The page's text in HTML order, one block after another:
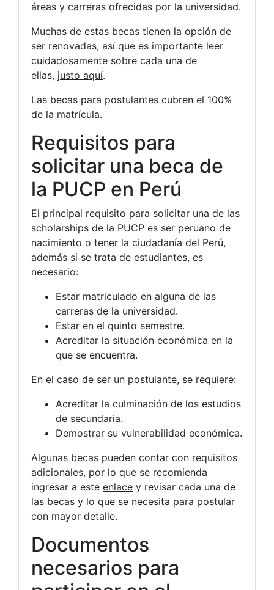
áreas y carreras ofrecidas por la universidad.
Muchas de estas becas tienen la opción de
ser renovadas, así que es importante leer
cuidadosamente sobre cada una de
ellas, justo aquí.
Las becas para postulantes cubren el 100%
de la matrícula.
Requisitos para
solicitar una beca de
la PUCP en Perú
El principal requisito para solicitar una de las
scholarships de la PUCP es ser peruano de
nacimiento o tener la ciudadanía del Perú,
además si se trata de estudiantes, es
necesario:
Estar matriculado en alguna de las
carreras de la universidad.
Estar en el quinto semestre.
Acreditar la situación económica en la
que se encuentra.
En el caso de ser un postulante, se requiere:
Acreditar la culminación de los estudios
de secundaria.
Demostrar su vulnerabilidad económica.
Algunas becas pueden contar con requisitos
adicionales, por lo que se recomienda
ingresar a este enlace y revisar cada una de
las becas y lo que se necesita para postular
con mayor detalle.
Documentos
necesarios para